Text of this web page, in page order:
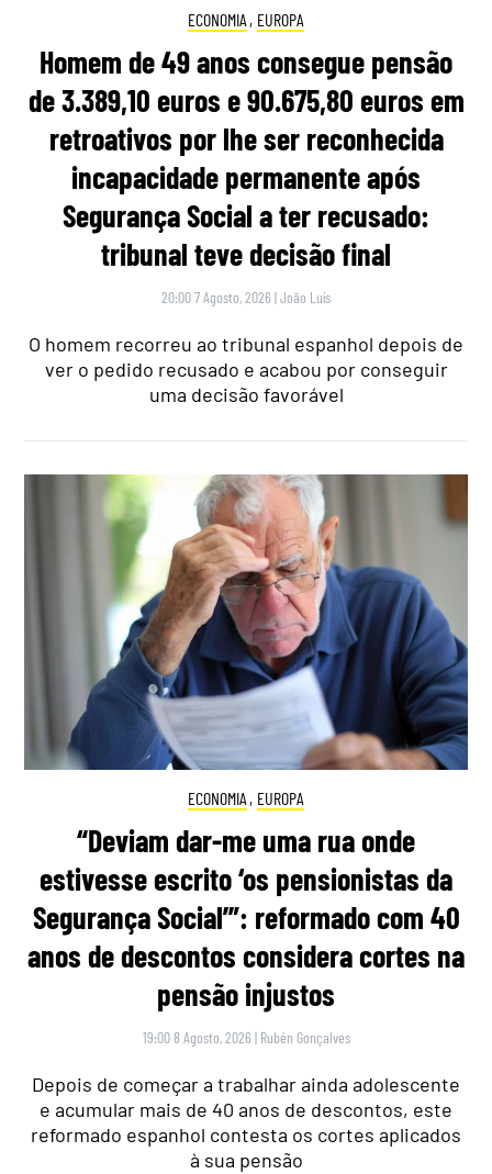
ECONOMIA , EUROPA
Homem de 49 anos consegue pensão
de 3.389,10 euros e 90.675,80 euros em
retroativos por lhe ser reconhecida
incapacidade permanente após
Segurança Social a ter recusado:
tribunal teve decisão final
20:00 7 Agosto, 2026 |João Luís
O homem recorreu ao tribunal espanhol depois de
ver o pedido recusado e acabou por conseguir
uma decisão favorável
ECONOMIA , EUROPA
“Deviam dar-me uma rua onde
estivesse escrito ‘os pensionistas da
Segurança Social’”: reformado com 40
anos de descontos considera cortes na
pensão injustos
19:00 8 Agosto, 2026 | Rubén Gonçalves
Depois de começar a trabalhar ainda adolescente
e acumular mais de 40 anos de descontos, este
reformado espanhol contesta os cortes aplicados
à sua pensão